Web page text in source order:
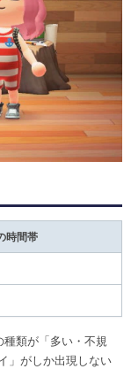
時間帯
種類が「多い・不規
」がしか出現しない